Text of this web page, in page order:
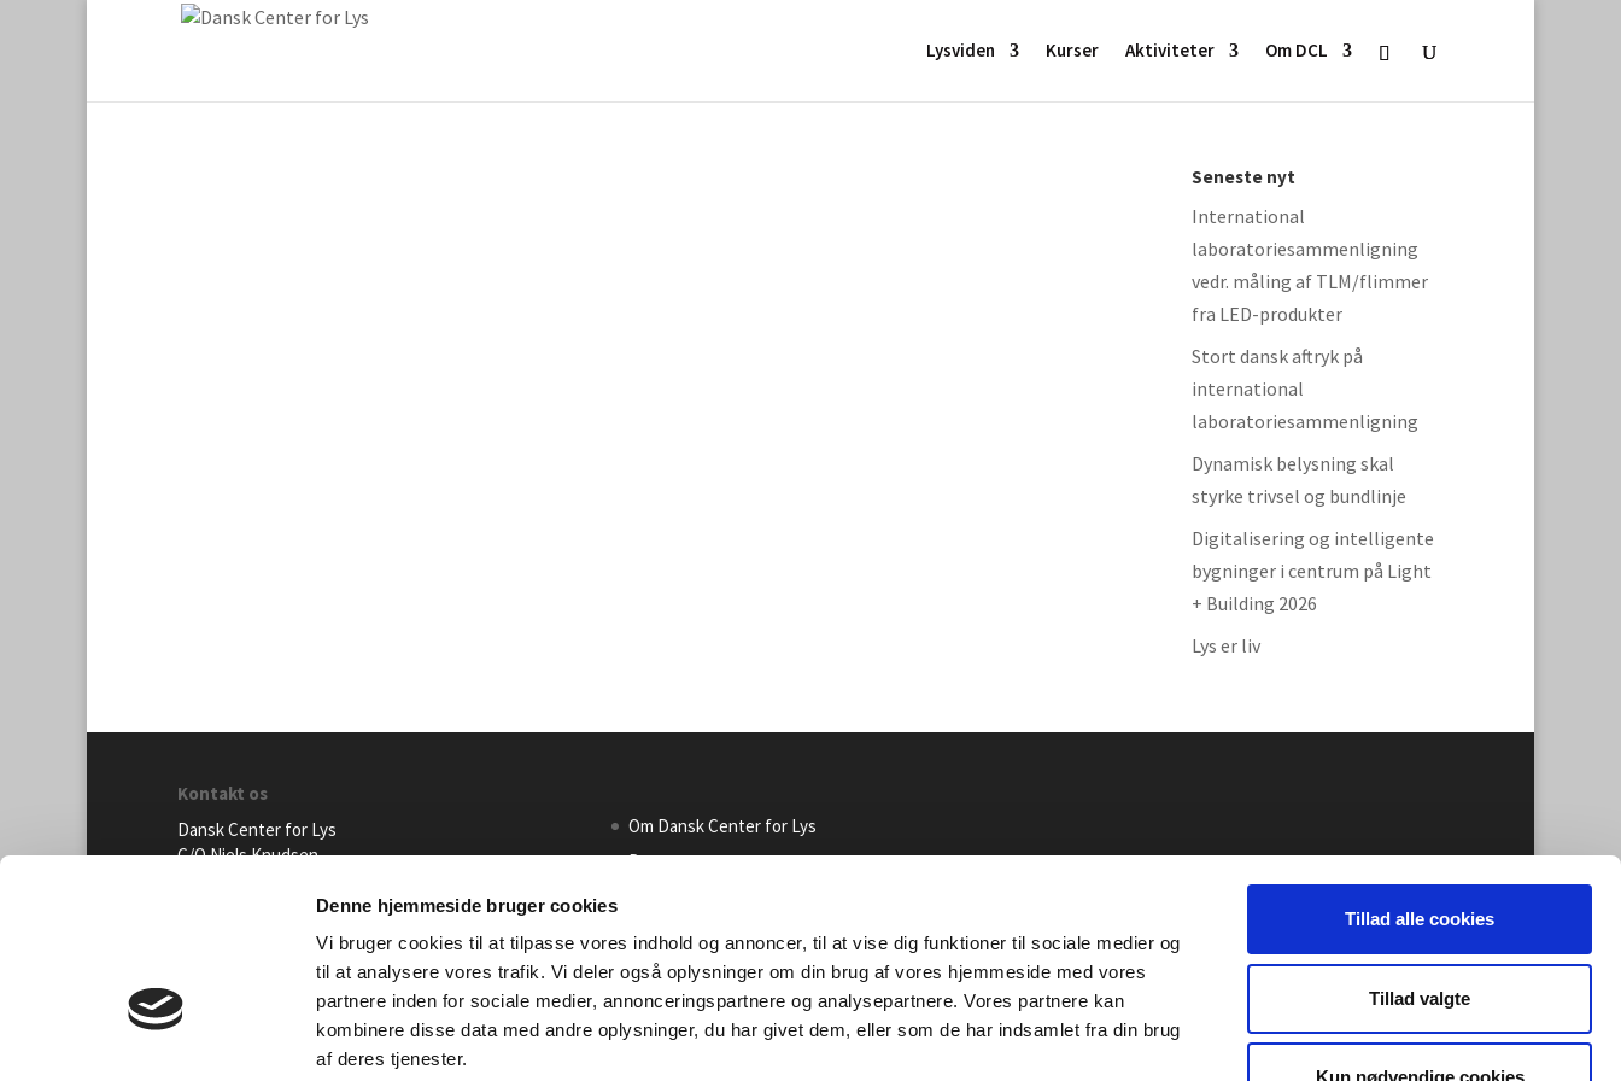
Denne hjemmeside bruger cookies
Vi bruger cookies til at tilpasse vores indhold og annoncer, til at vise dig funktioner til sociale medier og
til at analysere vores trafik. Vi deler også oplysninger om din brug af vores hjemmeside med vores
partnere inden for sociale medier, annonceringspartnere og analysepartnere. Vores partnere kan
kombinere disse data med andre oplysninger, du har givet dem, eller som de har indsamlet fra din brug
af deres tjenester.
Tillad alle cookies
Tillad valgte
Kun nødvendige cookies
Lysviden Kurser Aktiviteter Om DCL
Seneste nyt
International
laboratoriesammenligning
vedr. måling af TLM/flimmer
fra LED-produkter
Stort dansk aftryk på
international
laboratoriesammenligning
Dynamisk belysning skal
styrke trivsel og bundlinje
Digitalisering og intelligente
bygninger i centrum på Light
+ Building 2026
Lys er liv
Kontakt os
Dansk Center for Lys
C/O Niels Knudsen
2000 Frederiksberg
information@centerforlys.dk
Om Dansk Center for Lys
Presse
© Dansk Center for Lys | Design ADELHOU